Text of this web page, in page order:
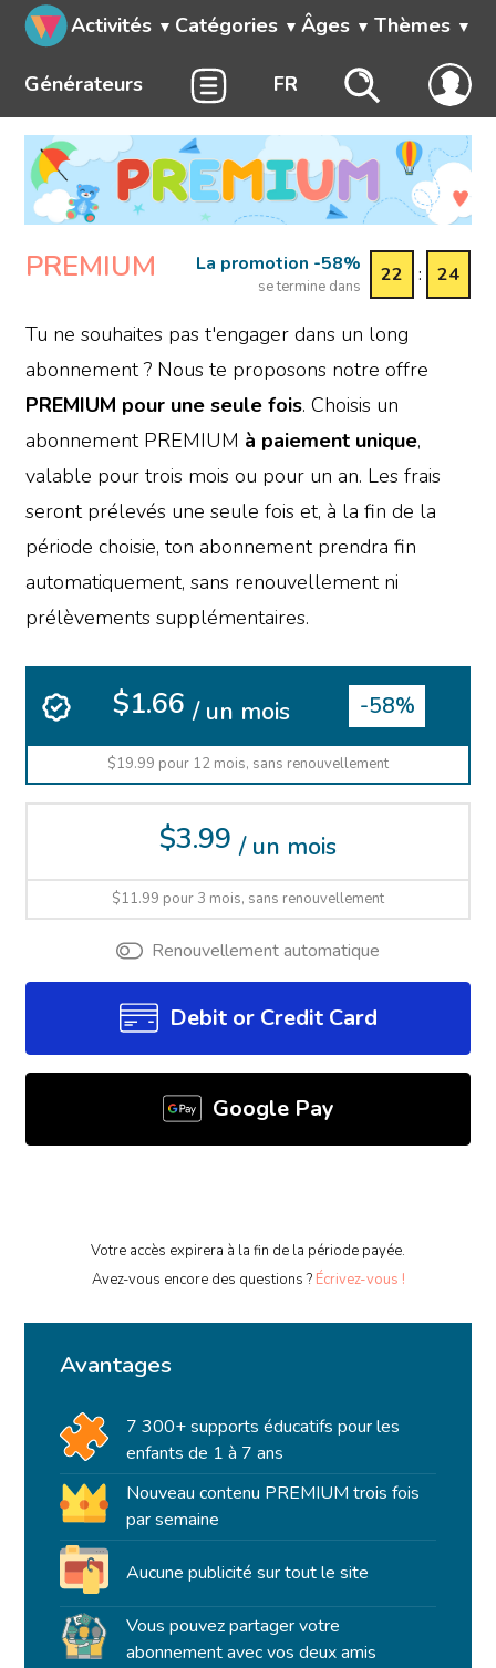
Activités Catégories Âges Thèmes
Générateurs FR
PREMIUM La promotion -58%
se termine dans
22 : 24
Tu ne souhaites pas t'engager dans un long
abonnement ? Nous te proposons notre offre
PREMIUM pour une seule fois. Choisis un
abonnement PREMIUM à paiement unique,
valable pour trois mois ou pour un an. Les frais
seront prélevés une seule fois et, à la fin de la
période choisie, ton abonnement prendra fin
automatiquement, sans renouvellement ni
prélèvements supplémentaires.
$1.66 / un mois -58%
$19.99 pour 12 mois, sans renouvellement
$3.99 / un mois
$11.99 pour 3 mois, sans renouvellement
Renouvellement automatique
Debit or Credit Card
Google Pay
Votre accès expirera à la fin de la période payée.
Avez-vous encore des questions ? Écrivez-vous !
Avantages
7 300+ supports éducatifs pour les
enfants de 1 à 7 ans
Nouveau contenu PREMIUM trois fois
par semaine
Aucune publicité sur tout le site
Vous pouvez partager votre
abonnement avec vos deux amis